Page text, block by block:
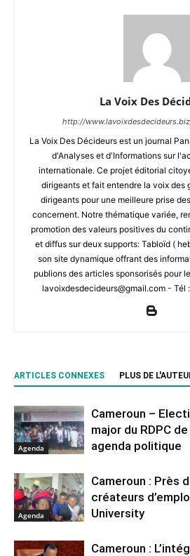
La Voix Des
http://
La Voix Des Décideurs est un journal
d'Analyses et d'Informations sur
internationale. Ce projet éditorial
dirigeants et fait entendre la voix des
dirigeants pour une meilleure prise
concernent. Notre thématique variée,
promotion des valeurs positives du
et diffus sur deux supports: Tabloïd (
son site dynamique offrant des
publions des articles sponsorisés pour
lavoixdesdecideurs@gmail.com -
ARTICLES CONNEXES PLUS DE
Agenda
Cameroun –
major du RDPC
agenda politique
Agenda
Cameroun : Près
créateurs
University
Cameroun :